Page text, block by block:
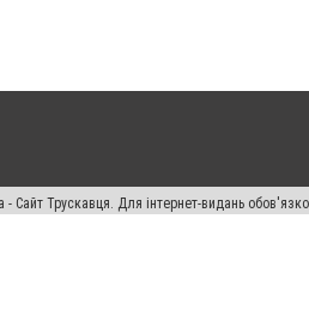
Сайт Трускавця. Для інтернет-видань